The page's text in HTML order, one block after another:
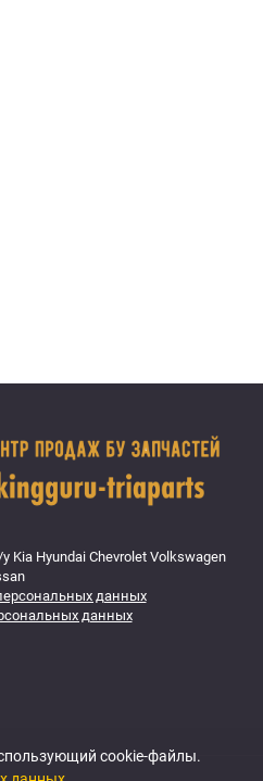
Hyundai Chevrolet Volkswagen
данных
данных
cookie-файлы.